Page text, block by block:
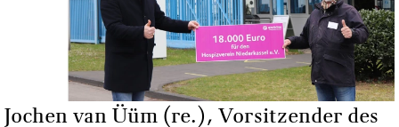
Jochen van Üüm (re.), Vorsitzender des